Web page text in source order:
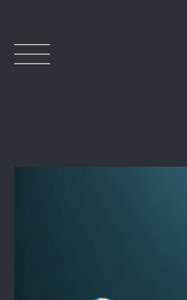
Mobile Menu Toggle